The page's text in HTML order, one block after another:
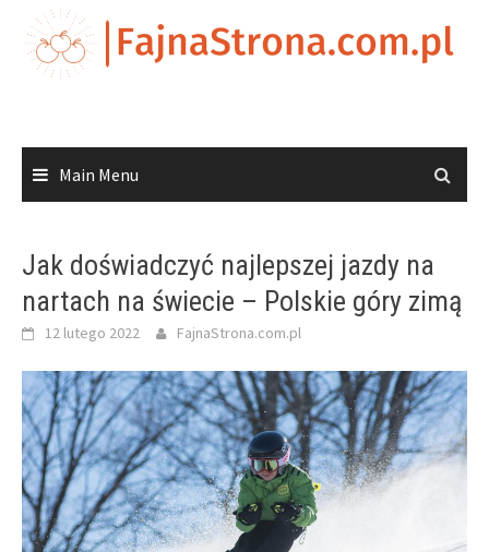
content
Main Menu
Jak doświadczyć najlepszej jazdy na
nartach na świecie – Polskie góry zimą
12 lutego 2022 FajnaStrona.com.pl